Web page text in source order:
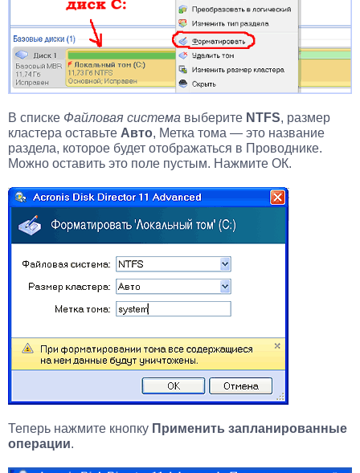
В списке Файловая система выберите NTFS, размер
кластера оставьте Авто, Метка тома — это название
раздела, которое будет отображаться в Проводнике.
Можно оставить это поле пустым. Нажмите ОК.
Теперь нажмите кнопку Применить запланированные
операции.